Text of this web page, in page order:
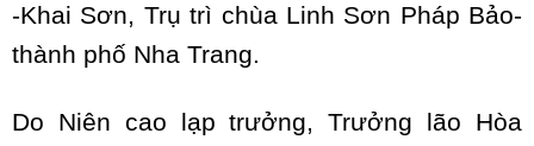
-Khai Sơn, Trụ trì chùa Linh Sơn Pháp Bảo-
thành phố Nha Trang.
Do Niên cao lạp trưởng, Trưởng lão Hòa